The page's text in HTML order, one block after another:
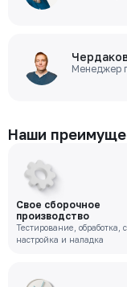
Менеджер
Наши
Свое сборочное
производство
Тестирование, обработка,
настройка и наладка